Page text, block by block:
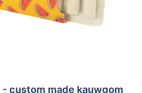
- custom made kauwgom